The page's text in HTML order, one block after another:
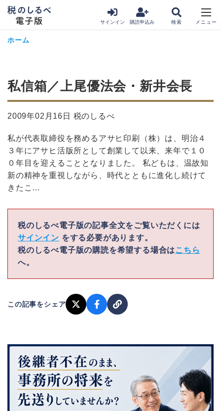
サインイン 購読申込み
ホーム
私信箱／上尾優法会・新井会長
2009年02月16日 税のしるべ
私が代表取締役を務めるアサヒ印刷（株）は、明治４
３年にアサヒ活版所として創業して以来、来年で１０
０年目を迎えることとなりました。 私どもは、温故知
新の精神を重視しながら、時代とともに進化し続けて
きたこ…
税のしるべ電子版の記事全文をご覧いただくには
サインイン をする必要があります。
税のしるべ電子版の購読を希望する場合は こちら
へ。
この記事をシェア